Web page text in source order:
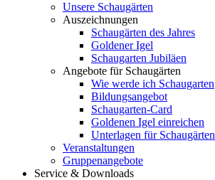
Unsere Schaugärten
Auszeichnungen
Schaugärten des Jahres
Goldener Igel
Schaugarten Jubiläen
Angebote für Schaugärten
Wie werde ich Schaugarten
Bildungsangebot
Schaugarten-Card
Goldenen Igel einreichen
Unterlagen für Schaugärten
Veranstaltungen
Gruppenangebote
Service & Downloads